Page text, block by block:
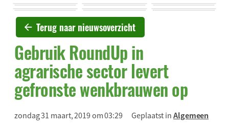
Terug naar nieuwsoverzicht
Gebruik RoundUp in
agrarische sector levert
gefronste wenkbrauwen op
zondag 31 maart, 2019 om 03:29 Geplaatst inAlgemeen